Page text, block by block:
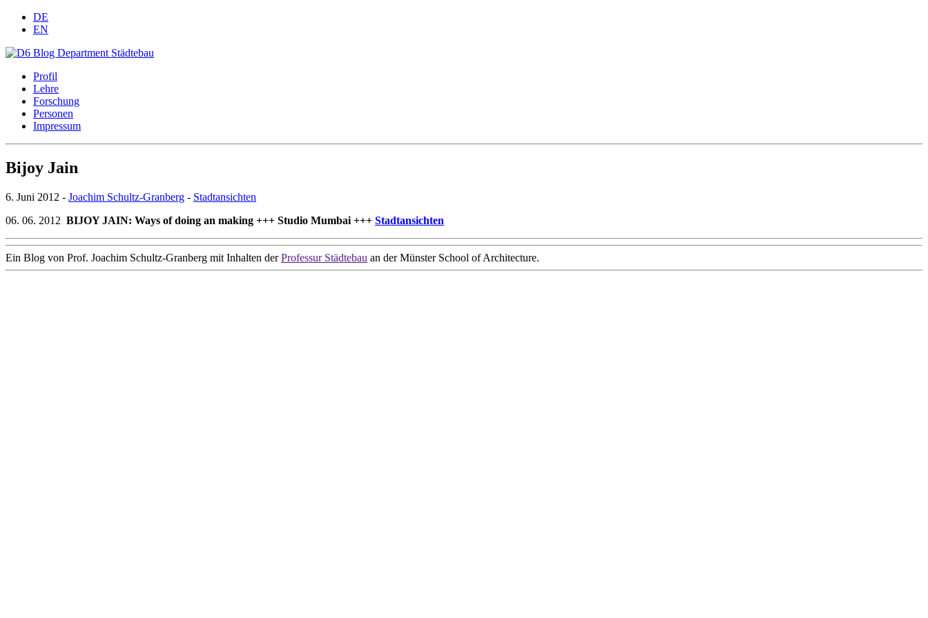
DE
EN
Profil
Lehre
Forschung
Personen
Impressum
Bijoy Jain
6. Juni 2012 - Joachim Schultz-Granberg - Stadtansichten
06. 06. 2012 BIJOY JAIN: Ways of doing an making +++ Studio Mumbai +++ Stadtansichten
Ein Blog von Prof. Joachim Schultz-Granberg mit Inhalten derProfessur Städtebau an der Münster School of Architecture.